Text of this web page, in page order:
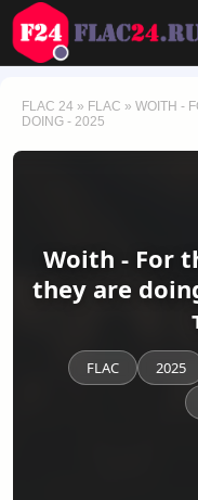
FLAC 24 » FLAC » WOITH -
DOING - 2025
Woith - For
they are
FLAC 2025